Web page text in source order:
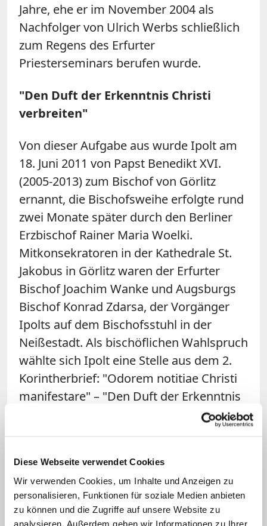
Diese Webseite verwendet Cookies
Wir verwenden Cookies, um Inhalte und Anzeigen zu
personalisieren, Funktionen für soziale Medien anbieten
zu können und die Zugriffe auf unsere Website zu
analysieren. Außerdem geben wir Informationen zu Ihrer
Jahre, ehe er im November 2004 als
Nachfolger von Ulrich Werbs schließlich
zum Regens des Erfurter
Priesterseminars berufen wurde.
"Den Duft der Erkenntnis Christi
verbreiten"
Von dieser Aufgabe aus wurde Ipolt am
18. Juni 2011 von Papst Benedikt XVI.
(2005-2013) zum Bischof von Görlitz
ernannt, die Bischofsweihe erfolgte rund
zwei Monate später durch den Berliner
Erzbischof Rainer Maria Woelki.
Mitkonsekratoren in der Kathedrale St.
Jakobus in Görlitz waren der Erfurter
Bischof Joachim Wanke und Augsburgs
Bischof Konrad Zdarsa, der Vorgänger
Ipolts auf dem Bischofsstuhl in der
Neißestadt. Als bischöflichen Wahlspruch
wählte sich Ipolt eine Stelle aus dem 2.
Korintherbrief: "Odorem notitiae Christi
manifestare" – "Den Duft der Erkenntnis
inzwischen im achten Jahr sein
Bischofsamt aus – in einem Bistum, in
dem nur rund vier Prozent der Menschen
überhaupt katholisch sind. Angesichts